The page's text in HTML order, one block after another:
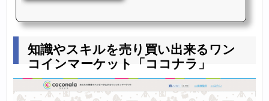
知識やスキルを売り買い出来るワン
コインマーケット「ココナラ」